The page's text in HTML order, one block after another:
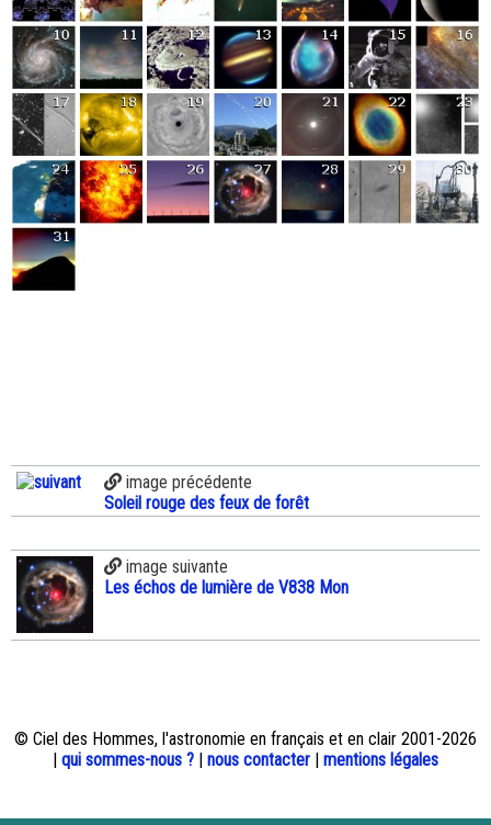
image précédente
Soleil rouge des feux de forêt
image suivante
Les échos de lumière de V838 Mon
© Ciel des Hommes, l'astronomie en français et en clair 2001-2026
qui sommes-nous ? nous contacter mentions légales